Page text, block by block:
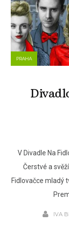
PRAHA
V Divadle Na
Čerstvé a
Fidlovačce mladý
IVA